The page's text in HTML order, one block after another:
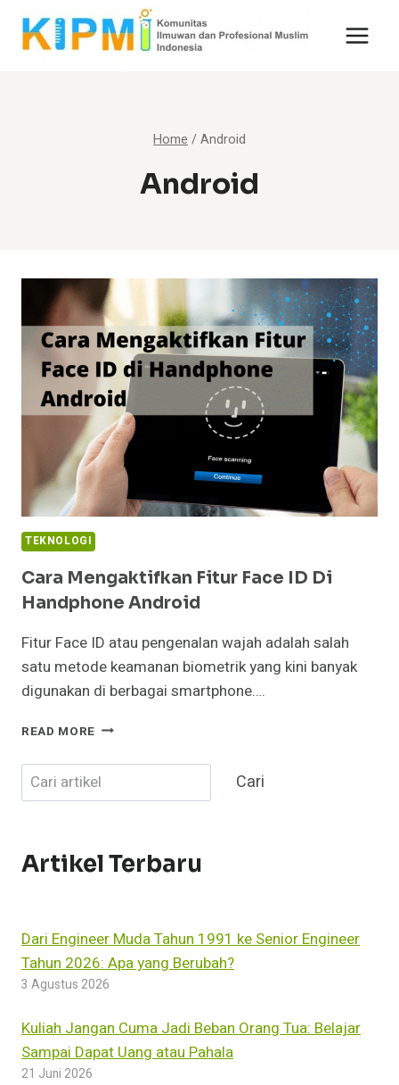
Skip
Home /Android
Android
TEKNOLOGI
Cara Mengaktifkan Fitur Face ID Di
Handphone Android
Fitur Face ID atau pengenalan wajah adalah salah
satu metode keamanan biometrik yang kini banyak
digunakan di berbagai smartphone….
READ MORE CARA
FITUR
FACE
ID
ANDROID
Cari Cari
Artikel Terbaru
Dari Engineer Muda Tahun 1991 ke Senior Engineer
Tahun 2026: Apa yang Berubah?
3 Agustus 2026
Kuliah Jangan Cuma Jadi Beban Orang Tua: Belajar
Sampai Dapat Uang atau Pahala
21 Juni 2026